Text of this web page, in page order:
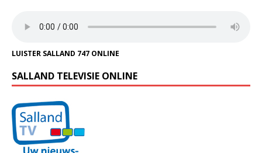
LUISTER SALLAND 747 ONLINE
SALLAND TELEVISIE ONLINE